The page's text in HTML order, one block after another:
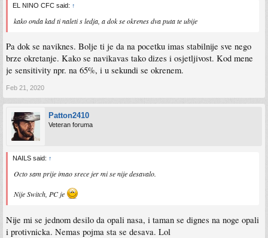
EL NINO CFC said: ↑
kako onda kad ti naleti s ledja, a dok se okrenes dva puta te ubije
Pa dok se naviknes. Bolje ti je da na pocetku imas stabilnije sve nego
brze okretanje. Kako se navikavas tako dizes i osjetljivost. Kod mene
je sensitivity npr. na 65%, i u sekundi se okrenem.
Feb 21, 2020
Patton2410
Veteran foruma
NAILS said: ↑
Octo sam prije imao srece jer mi se nije desavalo.
Nije Switch, PC je
Nije mi se jednom desilo da opali nasa, i taman se dignes na noge opali
i protivnicka. Nemas pojma sta se desava. Lol